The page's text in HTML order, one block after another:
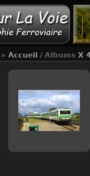
» Accueil / Albums X